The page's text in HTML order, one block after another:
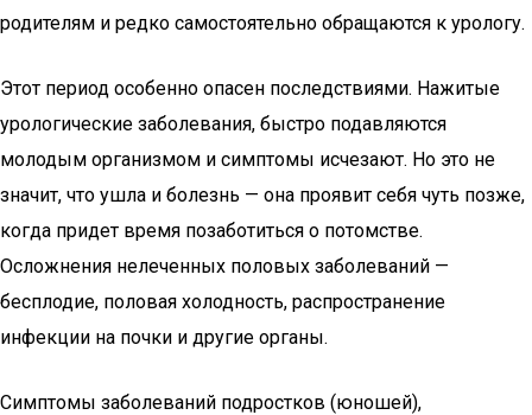
родителям и редко самостоятельно обращаются к урологу.
Этот период особенно опасен последствиями. Нажитые
урологические заболевания, быстро подавляются
молодым организмом и симптомы исчезают. Но это не
значит, что ушла и болезнь — она проявит себя чуть позже,
когда придет время позаботиться о потомстве.
Осложнения нелеченных половых заболеваний —
бесплодие, половая холодность, распространение
инфекции на почки и другие органы.
Симптомы заболеваний подростков (юношей),